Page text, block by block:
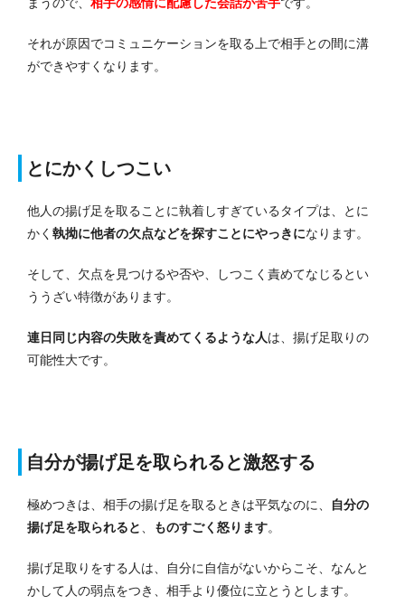
それが原因でコミュニケーションを取る上で相手との間に溝
ができやすくなります。
とにかくしつこい
他人の揚げ足を取ることに執着しすぎているタイプは、とに
かく 執拗に他者の欠点などを探すことにやっきになります。
そして、欠点を見つけるや否や、しつこく責めてなじるとい
ううざい特徴があります。
連日同じ内容の失敗を責めてくるような人は、揚げ足取りの
可能性大です。
自分が揚げ足を取られると激怒する
極めつきは、相手の揚げ足を取るときは平気なのに、
自分の
揚げ足を取られると
ものすごく怒ります。
揚げ足取りをする人は、自分に自信がないからこそ、なんと
かして人の弱点をつき、相手より優位に立とうとします。